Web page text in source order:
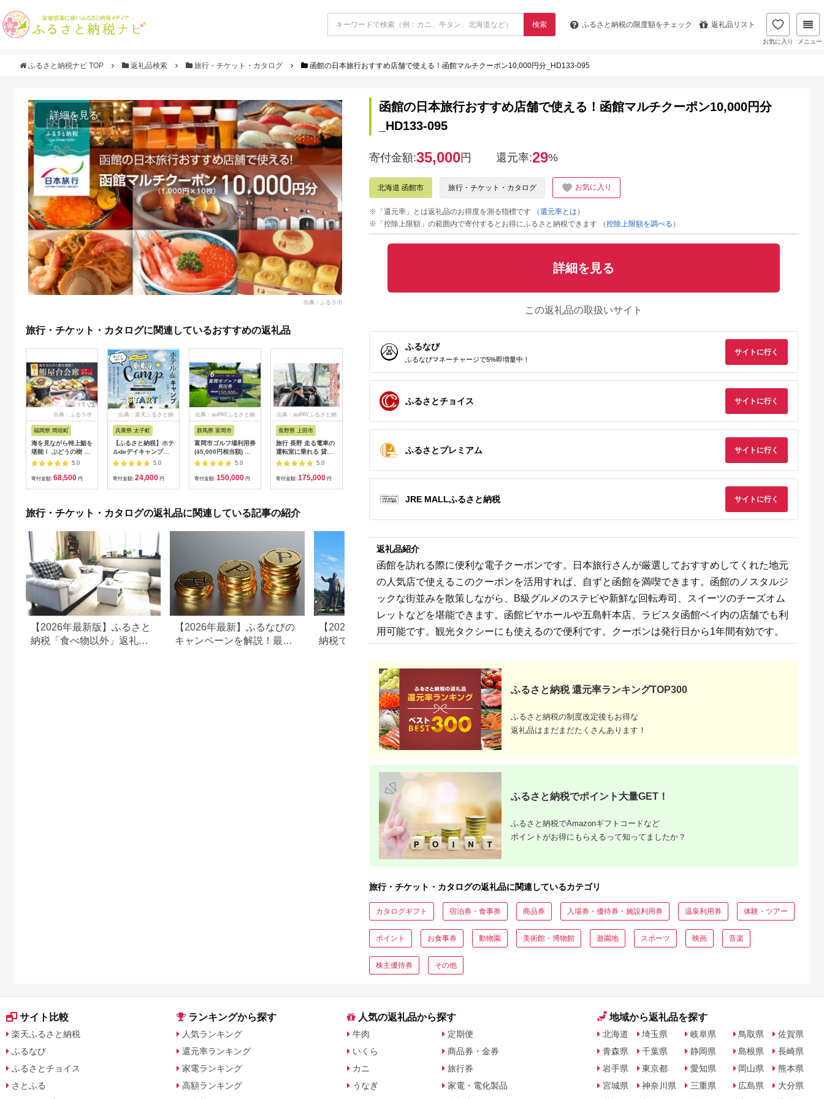
検索 ふるさと納税の限度額をチェック 返礼品リスト
お気に入り メニュー
ふるさと納税ナビ TOP 返礼品検索 旅行・チケット・カタログ 函館の日本旅行おすすめ店舗で使える！函館マルチクーポン10,000円分_HD133-095
詳細を見る
出典：ふるラボ
旅行・チケット・カタログに関連しているおすすめの返礼品
出典：ふるラボ
福岡県 岡垣町
海を見ながら特上鮨を
堪能！ ぶどうの樹 鮨
屋台ペア お食事券 海
鮮 海 屋台 食事 ペア
福岡県 岡垣町
5.0
寄付金額: 68,500 円
出典：楽天ふるさと納
兵庫県 太子町
【ふるさと納税】ホテ
ルdeデイキャンプ体
験チケット
【1364991】
5.0
寄付金額: 24,000 円
出典：auPAYふるさと納
群馬県 富岡市
富岡市ゴルフ場利用券
(45,000円相当額) ゴ
ルフ チケット 平日 土
日 祝日 プレー券 関東
群馬県 首都圏 F20E-
5.0
寄付金額: 150,000 円
出典：auPAYふるさと納
長野県 上田市
旅行 長野 走る電車の
運転室に乗れる 貸切
列車でお仕事体験 体
験 チケット 電車 鉄道
列車 サービス 子供 子
5.0
寄付金額: 175,000 円
るさと納税
岐阜県 可児市
富士カントリー可児ク
ラブ利用券（150,000
寄付金額:500,000円
税
静岡県 伊東市
ホテル別館・伊東園ホ
分:GAタイプ)
寄付金額:30,000円
アム
神奈川県 大磯町
菜 手作り 大磯名産品
おかず 有名地元店 こ
寄付金額:169,000円
沖縄県 石垣市
寄付金額:50,000円
出典：ふるラボ
北海道 富良野市
旅行 地域限定旅行ク
5.0
寄付金額:300,000円
出典：auPAYふるさと
長野県 塩尻市
ト券（1000円券×9
ケア リラクゼーショ
ン 施設 宿泊 家族連
長野県 塩尻市
寄付金額:34,000
旅行・チケット・カタログの返礼品に関連している記事の紹介
【2026年最新版】ふるさと
納税「食べ物以外」返礼品
【2026年最新】ふるなびの
キャンペーンを解説！最大
【2026年最新版】ふるさと
納税でディズニー返礼品は
ト・公式グッズを徹底解説
ふるさと納税、年収いくら
函館の日本旅行おすすめ店舗で使える！函館マルチクーポン10,000円分
_HD133-095
寄付金額:35,000円 還元率:29%
北海道 函館市 旅行・チケット・カタログ お気に入り
※「還元率」とは返礼品のお得度を測る指標です
（還元率とは）
※「控除上限額」の範囲内で寄付するとお得にふるさと納税できます
（控除上限額を調べる）
詳細を見る
この返礼品の取扱いサイト
ふるなび
ふるなびマネーチャージで5%即増量中！
サイトに行く
ふるさとチョイス サイトに行く
ふるさとプレミアム サイトに行く
JRE MALLふるさと納税 サイトに行く
返礼品紹介
函館を訪れる際に便利な電子クーポンです。日本旅行さんが厳選しておすすめしてくれた地元
の人気店で使えるこのクーポンを活用すれば、自ずと函館を満喫できます。函館のノスタルジ
ックな街並みを散策しながら、B級グルメのステピや新鮮な回転寿司、スイーツのチーズオム
レットなどを堪能できます。函館ビヤホールや五島軒本店、ラビスタ函館ベイ内の店舗でも利
用可能です。観光タクシーにも使えるので便利です。クーポンは発行日から1年間有効です。
ふるさと納税 還元率ランキングTOP300
ふるさと納税の制度改定後もお得な
返礼品はまだまだたくさんあります！
ふるさと納税でポイント大量GET！
ふるさと納税でAmazonギフトコードなど
ポイントがお得にもらえるって知ってましたか？
旅行・チケット・カタログの返礼品に関連しているカテゴリ
カタログギフト 宿泊券・食事券 商品券 入場券・優待券・施設利用券 温泉利用券 体験・ツアー
ポイント お食事券 動物園 美術館・博物館 遊園地 スポーツ 映画 音楽
株主優待券 その他
サイト比較
楽天ふるさと納税
ふるなび
ふるさとチョイス
さとふる
ランキングから探す
人気ランキング
還元率ランキング
家電ランキング
高額ランキング
人気の返礼品から探す
牛肉
いくら
カニ
うなぎ
定期便
商品券・金券
旅行券
家電・電化製品
地域から返礼品を探す
北海道
青森県
岩手県
宮城県
埼玉県
千葉県
東京都
神奈川県
岐阜県
静岡県
愛知県
三重県
鳥取県
島根県
岡山県
広島県
佐賀県
長崎県
熊本県
大分県